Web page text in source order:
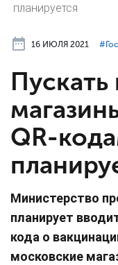
планируется
16 ИЮЛЯ 2021
QR-
Министерство
планирует
кода о
московские